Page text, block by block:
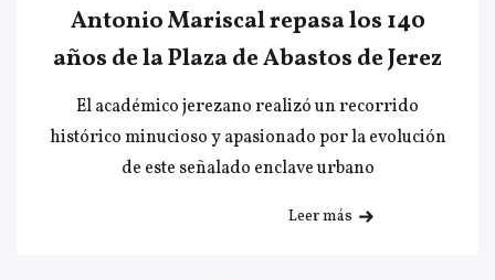
Antonio Mariscal repasa los 140
años de la Plaza de Abastos de Jerez
El académico jerezano realizó un recorrido
histórico minucioso y apasionado por la evolución
de este señalado enclave urbano
Leer más